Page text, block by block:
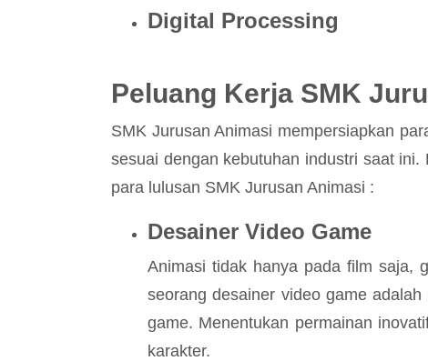
Digital Processing
Peluang Kerja SMK
SMK Jurusan Animasi mempersiapkan
sesuai dengan kebutuhan industri saat
para lulusan SMK Jurusan Animasi :
Desainer Video Game
Animasi tidak hanya pada film saja,
seorang desainer video game
game. Menentukan permainan
karakter.